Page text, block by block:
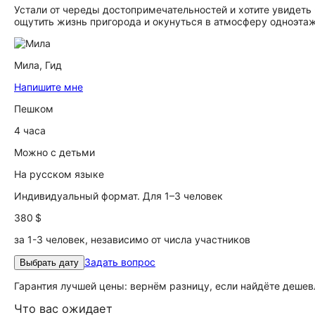
Устали от череды достопримечательностей и хотите
ощутить жизнь пригорода и окунуться в атмосферу
Мила, Гид
Напишите мне
Пешком
4 часа
Можно с детьми
На русском языке
Индивидуальный формат. Для 1–3 человек
380 $
за 1-3 человек, независимо от числа участников
Выбрать дату Задать вопрос
Гарантия лучшей цены: вернём разницу, если найдёте
Что вас ожидает